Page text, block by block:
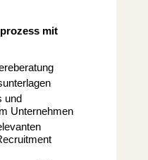
mit
und
Unternehmen